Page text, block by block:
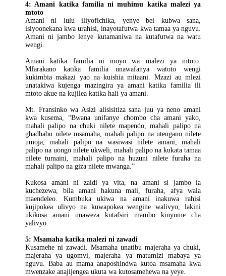
4: Amani katika familia ni muhimu katika malezi ya
mtoto
Amani ni lulu iliyofichika, yenye bei kubwa sana,
isiyoonekana kwa urahisi, inayotafutwa kwa tamaa ya nguvu.
Amani ni jambo lenye kutamaniwa na kutafutwa na watu
wengi.
Amani katika familia ni moyo wa malezi ya mtoto.
Mfarakano katika familia unawafanya watoto wengi
kukimbia makazi yao na kuishia mitaani. Mzazi au mlezi
unatakiwa kujenga mazingira ya amani katika familia ili
mtoto akue na kujilea katika hali ya amani.
Mt. Fransinko wa Asizi alisisitiza sana juu ya neno amani
kwa kusema, “Bwana unifanye chombo cha amani yako,
mahali palipo na chuki nilete mapendo, mahali palipo na
ghadhabu nilete msamaha, mahali palipo na utengano nilete
umoja, mahali palipo na wasiwasi nilete amani, mahali
palipo na uongo nilete ukweli, mahali palipo na kukata tamaa
nilete tumaini, mahali palipo na huzuni nilete furaha na
mahali palipo na giza nilete mwanga.”
Kukosa amani ni zaidi ya vita, na amani si jambo la
kuchezewa, bila amani hakuna mali, furaha, afya wala
maendeleo. Kumbuka ukiwa na amani inakuwa rahisi
kujipokea ulivyo na kuwapokea wengine walivyo, lakini
ukikosa amani unaweza kutafsiri mambo kinyume cha
yalivyo.
5: Msamaha katika malezi ni zawadi
Kusamehe ni zawadi. Msamaha unatibu majeraha ya chuki,
majeraha ya ugomvi, majeraha ya matumizi mabaya ya
nguvu. Baba au mama anaposhindwa kutoa msamaha kwa
mwenzake anajijengea ukuta wa kutosamehewa na yeye.